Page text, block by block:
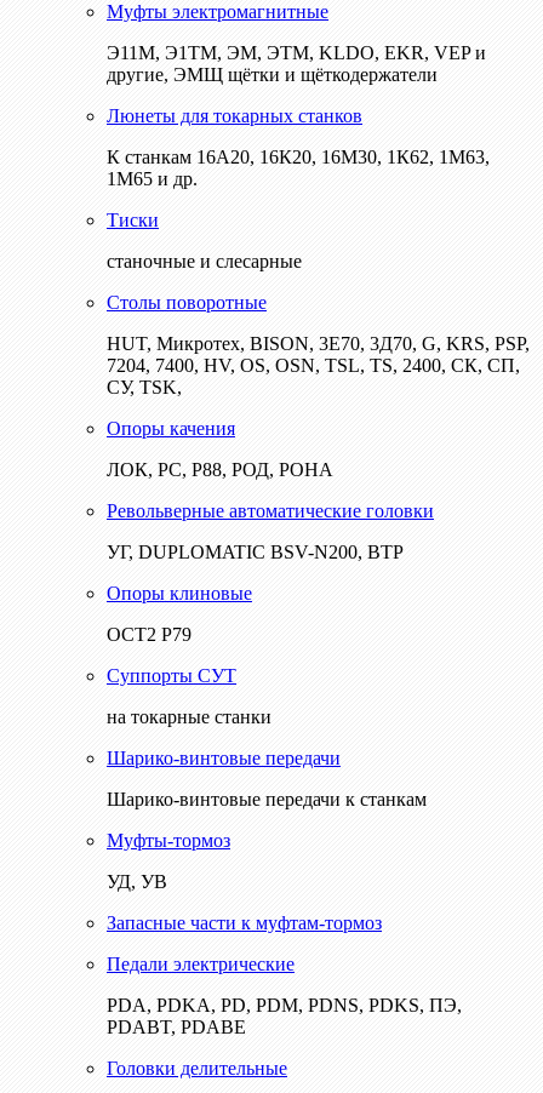
Муфты электромагнитные
Э11М, Э1ТМ, ЭМ, ЭТМ, KLDO, EKR, VEP и
другие, ЭМЩ щётки и щёткодержатели
Люнеты для токарных станков
К станкам 16А20, 16К20, 16М30, 1К62, 1М63,
1М65 и др.
Тиски
станочные и слесарные
Столы поворотные
HUT, Микротех, BISON, 3Е70, 3Д70, G, KRS, PSP,
7204, 7400, HV, OS, OSN, TSL, TS, 2400, СК, СП,
СУ, TSK,
Опоры качения
ЛОК, РС, Р88, РОД, РОНА
Револьверные автоматические головки
УГ, DUPLOMATIC BSV-N200, ВТР
Опоры клиновые
ОСТ2 Р79
Суппорты СУТ
на токарные станки
Шарико-винтовые передачи
Шарико-винтовые передачи к станкам
Муфты-тормоз
УД, УВ
Запасные части к муфтам-тормоз
Педали электрические
PDA, PDKA, PD, PDM, PDNS, PDKS, ПЭ,
PDABT, PDABE
Головки делительные